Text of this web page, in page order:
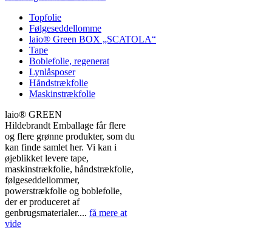
Topfolie
Følgeseddellomme
laio® Green BOX „SCATOLA“
Tape
Boblefolie, regenerat
Lynlåsposer
Håndstrækfolie
Maskinstrækfolie
laio® GREEN
Hildebrandt Emballage får flere
og flere grønne produkter, som du
kan finde samlet her. Vi kan i
øjeblikket levere tape,
maskinstrækfolie, håndstrækfolie,
følgeseddellommer,
powerstrækfolie og boblefolie,
der er produceret af
genbrugsmaterialer.... få mere at
vide